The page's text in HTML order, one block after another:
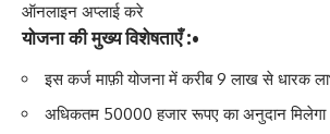
ऑनलाइन अप्लाई करे
योजना की मुख्य विशेषताएँ :•
इस कर्ज माफ़ी योजना में करीब 9 लाख से धारक
अधिकतम 50000 हजार रूपए का अनुदान मिलेगा